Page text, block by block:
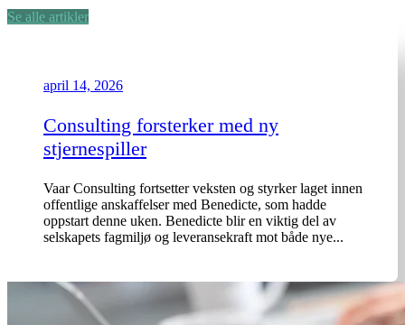
Se alle artikler
april 14, 2026
Consulting forsterker med ny
stjernespiller
Vaar Consulting fortsetter veksten og styrker laget innen
offentlige anskaffelser med Benedicte, som hadde
oppstart denne uken. Benedicte blir en viktig del av
selskapets fagmiljø og leveransekraft mot både nye...